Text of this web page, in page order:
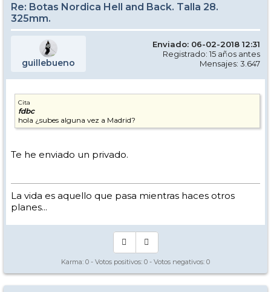
Re: Botas Nordica Hell and Back. Talla 28.
325mm.
guillebueno
Enviado: 06-02-2018 12:31
Registrado: 15 años antes
Mensajes: 3.647
Cita
fdbc
hola ¿subes alguna vez a Madrid?
Te he enviado un privado.
La vida es aquello que pasa mientras haces otros
planes...
Karma: 0 - Votos positivos: 0 - Votos negativos: 0